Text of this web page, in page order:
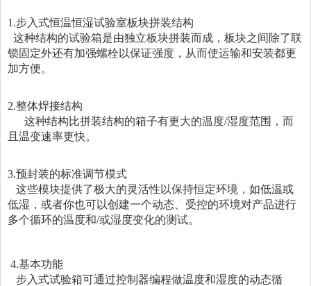
1.步入式恒温恒湿试验室板块拼装结构
这种结构的试验箱是由独立板块拼装而成，板块之间除了联
锁固定外还有加强螺栓以保证强度，从而使运输和安装都更
加方便。
2.整体焊接结构
这种结构比拼装结构的箱子有更大的温度/湿度范围，而
且温变速率更快。
3.预封装的标准调节模式
这些模块提供了极大的灵活性以保持恒定环境，如低温或
低湿，或者你也可以创建一个动态、受控的环境对产品进行
多个循环的温度和/或湿度变化的测试。
4.基本功能
步入式试验箱可通过控制器编程做温度和湿度的动态循